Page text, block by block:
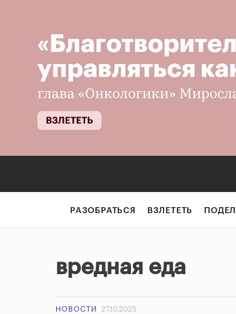
РАЗОБРАТЬСЯ ВЗЛЕТЕТЬ
вредная еда
НОВОСТИ 27.10.2025